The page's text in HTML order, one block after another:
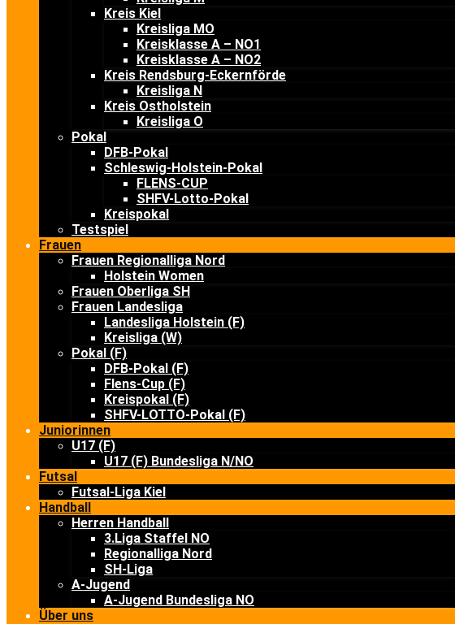
Kreis Kiel
Kreisliga MO
Kreisklasse A – NO1
Kreisklasse A – NO2
Kreis Rendsburg-Eckernförde
Kreisliga N
Kreis Ostholstein
Kreisliga O
Pokal
DFB-Pokal
Schleswig-Holstein-Pokal
FLENS-CUP
SHFV-Lotto-Pokal
Kreispokal
Testspiel
Frauen
Frauen Regionalliga Nord
Holstein Women
Frauen Oberliga SH
Frauen Landesliga
Landesliga Holstein (F)
Kreisliga (W)
Pokal (F)
DFB-Pokal (F)
Flens-Cup (F)
Kreispokal (F)
SHFV-LOTTO-Pokal (F)
Juniorinnen
U17 (F)
U17 (F) Bundesliga N/NO
Futsal
Futsal-Liga Kiel
Handball
Herren Handball
3.Liga Staffel NO
Regionalliga Nord
SH-Liga
A-Jugend
A-Jugend Bundesliga NO
Über uns